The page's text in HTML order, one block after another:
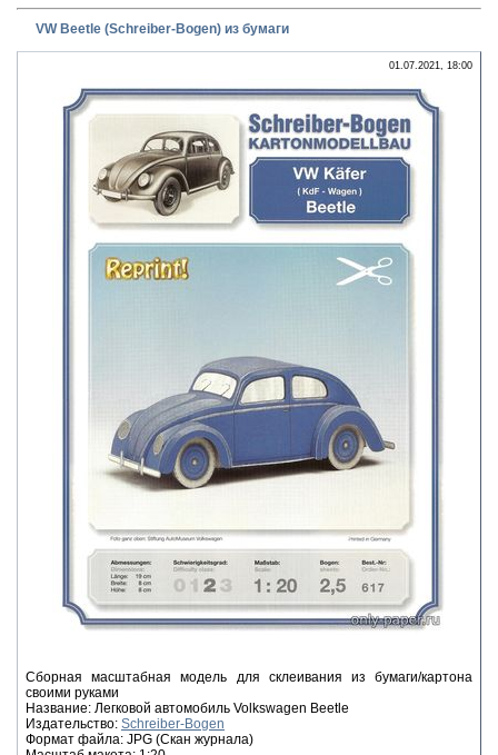
VW Beetle (Schreiber-Bogen) из бумаги
01.07.2021, 18:00
Сборная масштабная модель для склеивания из бумаги/картона
своими руками
Название: Легковой автомобиль Volkswagen Beetle
Издательство: Schreiber-Bogen
Формат файла: JPG (Скан журнала)